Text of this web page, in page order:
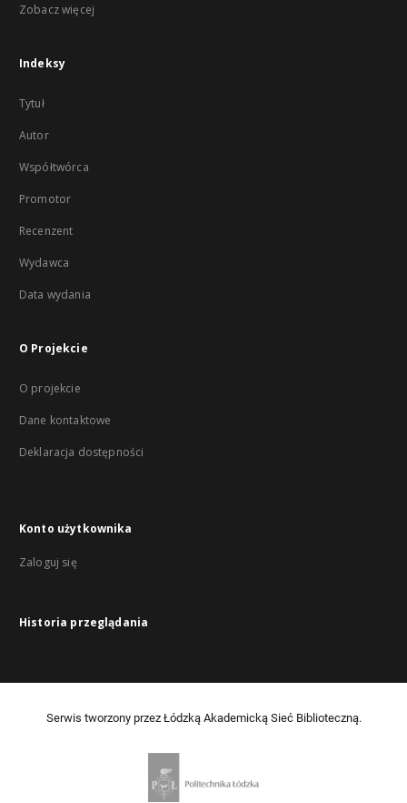
Zobacz więcej
Indeksy
Tytuł
Autor
Współtwórca
Promotor
Recenzent
Wydawca
Data wydania
O Projekcie
O projekcie
Dane kontaktowe
Deklaracja dostępności
Konto użytkownika
Zaloguj się
Historia przeglądania
Serwis tworzony przez Łódzką Akademicką Sieć Biblioteczną.